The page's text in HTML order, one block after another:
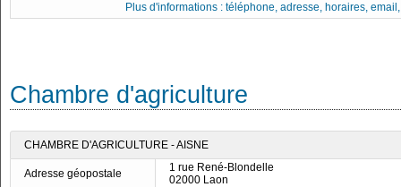
Plus d'informations : téléphone, adresse, horaires,
Chambre d'agriculture
CHAMBRE D'AGRICULTURE - AISNE
Adresse géopostale
1 rue René-Blondelle
02000 Laon